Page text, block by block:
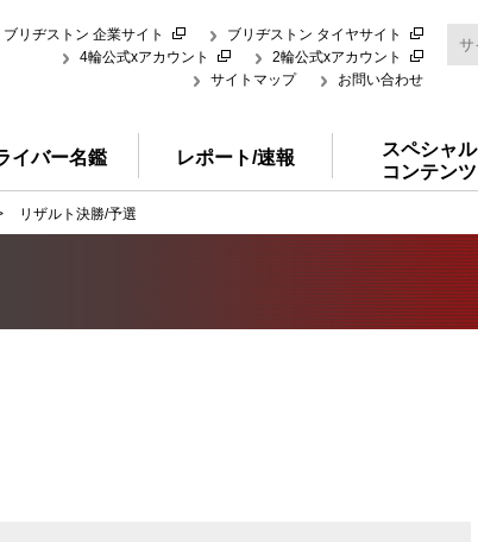
ブリヂストン 企業サイト
ブリヂストン タイヤサイト
4輪公式xアカウント
2輪公式xアカウント
サイトマップ
お問い合わせ
イバー名鑑 レポート/速報
スペシャル
コンテンツ
リザルト決勝/予選